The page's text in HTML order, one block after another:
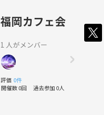
福岡カフェ会
1 人がメンバー
評価 0件
開催数 0回 過去参加 0人